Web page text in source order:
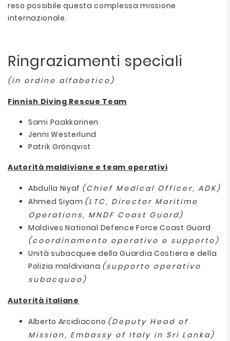
reso possibile questa complessa missione
internazionale.
Ringraziamenti speciali
(in ordine alfabetico)
Finnish Diving Rescue Team
Sami Paakkarinen
Jenni Westerlund
Patrik Grönqvist
Autorità maldiviane e team operativi
Abdulla Niyaf (Chief Medical Officer, ADK)
Ahmed Siyam (LTC, Director Maritime
Operations, MNDF Coast Guard)
Maldives National Defence Force Coast Guard
(coordinamento operativo e supporto)
Unità subacquee della Guardia Costiera e della
Polizia maldiviana (supporto operativo
subacqueo)
Autorità italiane
Alberto Arcidiacono (Deputy Head of
Mission, Embassy of Italy in Sri Lanka)